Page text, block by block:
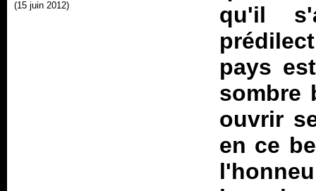
(15 juin 2012)
qu'il
pays
sombre
ouvrir
en ce